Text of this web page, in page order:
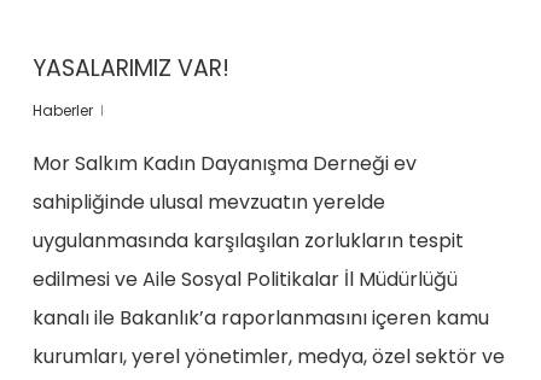
YASALARIMIZ VAR!
Haberler
Mor Salkım Kadın Dayanışma Derneği ev
sahipliğinde ulusal mevzuatın yerelde
uygulanmasında karşılaşılan zorlukların tespit
edilmesi ve Aile Sosyal Politikalar İl Müdürlüğü
kanalı ile Bakanlık’a raporlanmasını içeren kamu
kurumları, yerel yönetimler, medya, özel sektör ve